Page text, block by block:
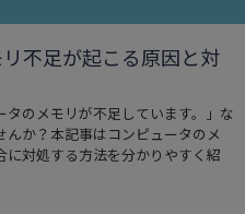
不足が起こる原因と対
のメモリが不足しています。」な
か？本記事はコンピュータのメ
対処する方法を分かりやすく紹